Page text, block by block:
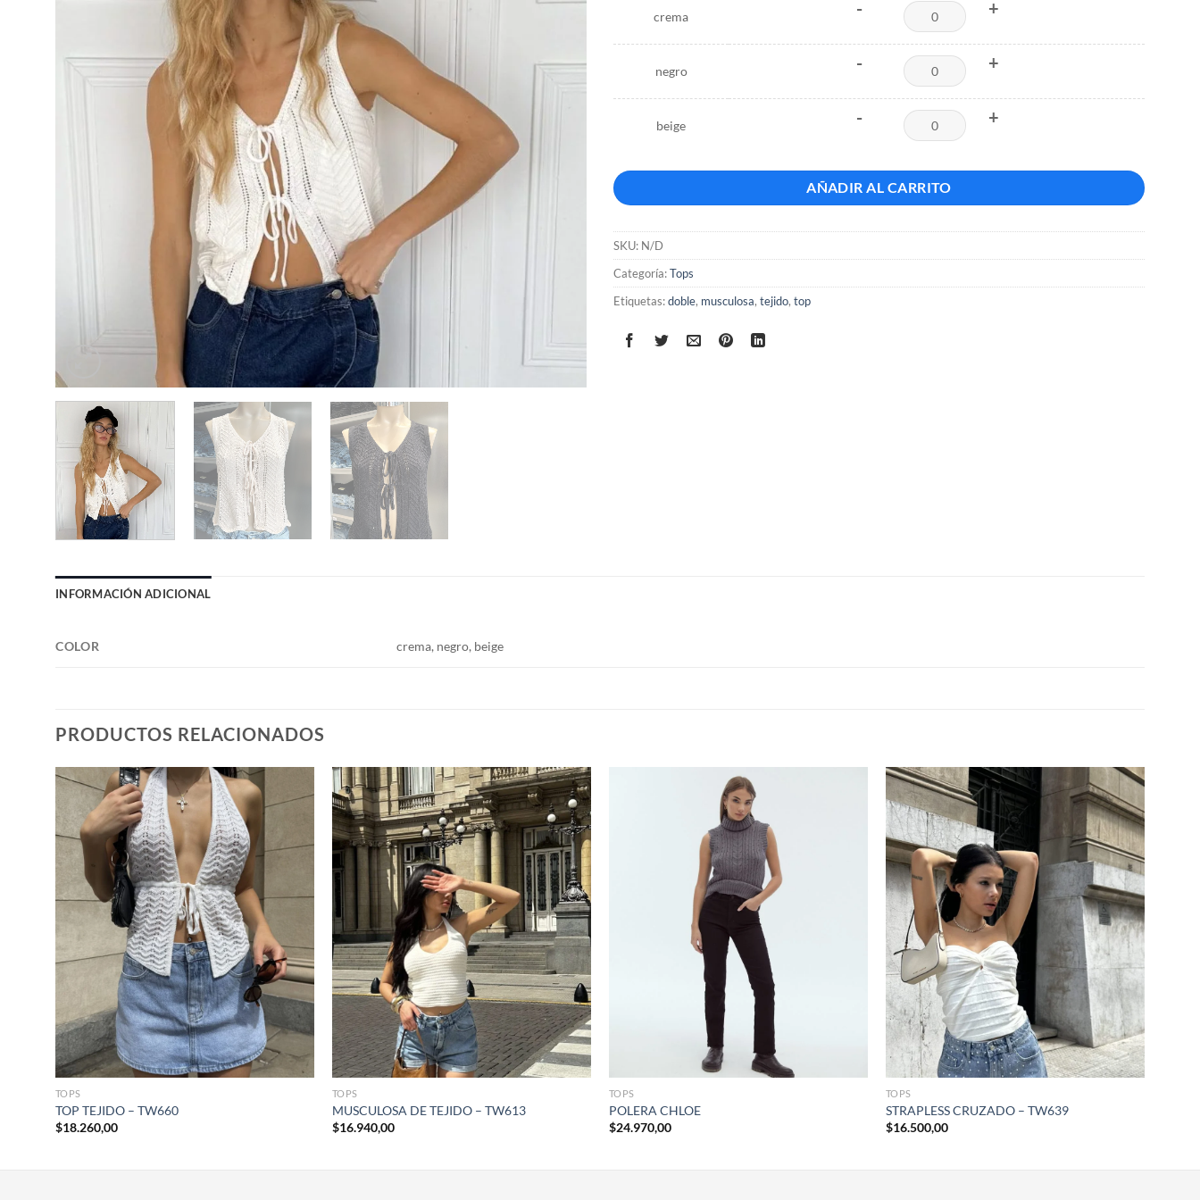
crema - +
negro - +
beige - +
AÑADIR AL CARRITO
SKU: N/D
Categoría:Tops
Etiquetas:doble, musculosa, tejido, top
INFORMACIÓN ADICIONAL
COLOR crema, negro, beige
PRODUCTOS RELACIONADOS
+
TOPS
TOP TEJIDO – TW660
$18.260,00
+
TOPS
MUSCULOSA DE TEJIDO – TW613
$16.940,00
TOPS
POLERA CHLOE
$24.970,00
+
TOPS
STRAPLESS CRUZADO – TW639
$16.500,00